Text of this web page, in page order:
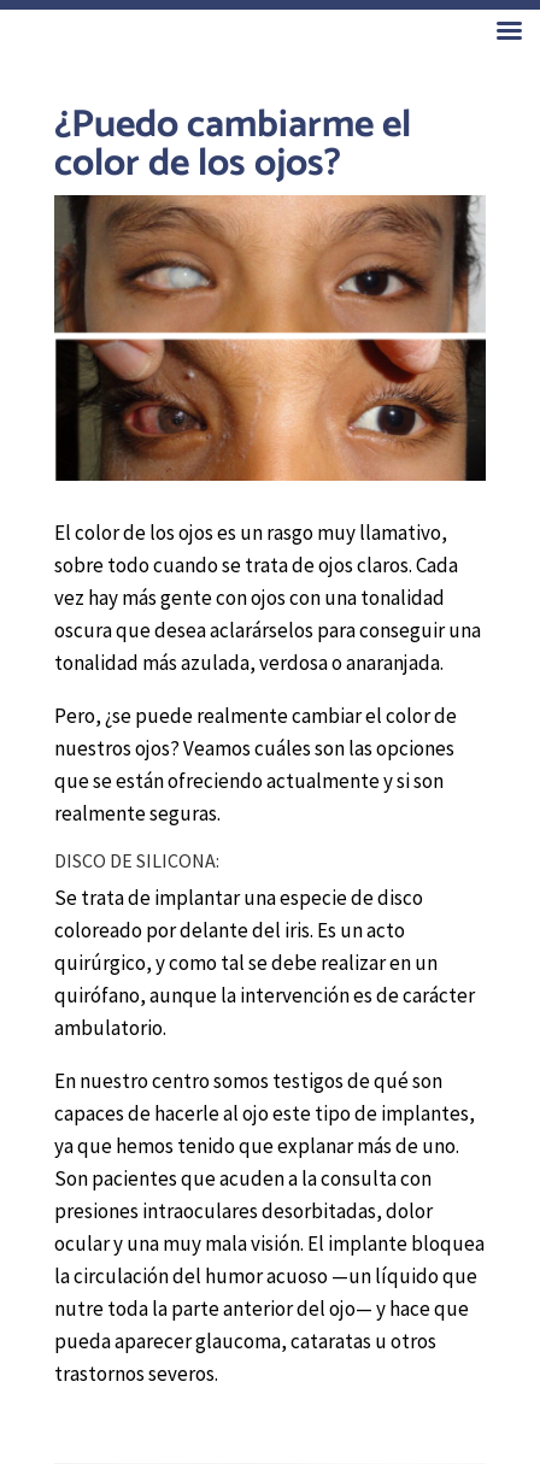
¿Puedo cambiarme el
color de los ojos?
El color de los ojos es un rasgo muy llamativo,
sobre todo cuando se trata de ojos claros. Cada
vez hay más gente con ojos con una tonalidad
oscura que desea aclarárselos para conseguir una
tonalidad más azulada, verdosa o anaranjada.
Pero, ¿se puede realmente cambiar el color de
nuestros ojos? Veamos cuáles son las opciones
que se están ofreciendo actualmente y si son
realmente seguras.
DISCO DE SILICONA:
Se trata de implantar una especie de disco
coloreado por delante del iris. Es un acto
quirúrgico, y como tal se debe realizar en un
quirófano, aunque la intervención es de carácter
ambulatorio.
En nuestro centro somos testigos de qué son
capaces de hacerle al ojo este tipo de implantes,
ya que hemos tenido que explanar más de uno.
Son pacientes que acuden a la consulta con
presiones intraoculares desorbitadas, dolor
ocular y una muy mala visión. El implante bloquea
la circulación del humor acuoso —un líquido que
nutre toda la parte anterior del ojo— y hace que
pueda aparecer glaucoma, cataratas u otros
trastornos severos.